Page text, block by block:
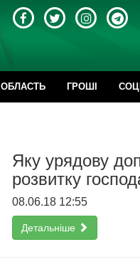
ОБЛАСТЬ ГРОШІ
Яку урядову
розвитку
08.06.18 12:55
Детальніше